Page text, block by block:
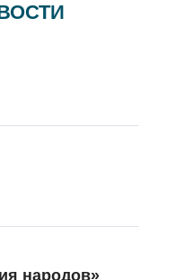
народов»